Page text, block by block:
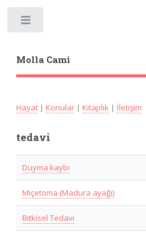
Molla Cami
Hayat| Konular| Kitaplık| İletişim
tedavi
Duyma kaybı
Miçetoma (Madura ayağı)
Bitkisel Tedavi